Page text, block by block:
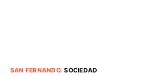
SAN FERNANDO.SOCIEDAD